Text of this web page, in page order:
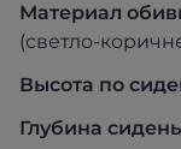
Материал
(светло-
Высота по
Глубина